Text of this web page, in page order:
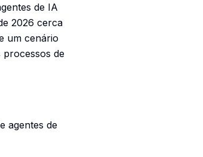
de IA
2026 cerca
um cenário
processos de
agentes de